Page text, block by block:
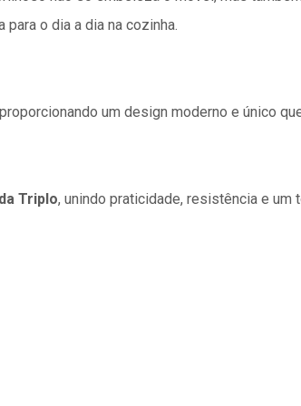
o dia a dia na cozinha.
um design moderno e único
Triplo, unindo praticidade, resistência e um